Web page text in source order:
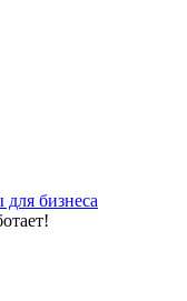
бизнеса